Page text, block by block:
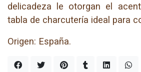
delicadeza le otorgan el
tabla de charcutería ideal para
Origen: España.